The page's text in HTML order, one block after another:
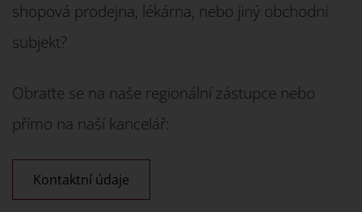
shopová prodejna, lékárna, nebo jiný obchodní
subjekt?
Obraťte se na naše regionální zástupce nebo
přímo na naší kancelář:
Kontaktní údaje